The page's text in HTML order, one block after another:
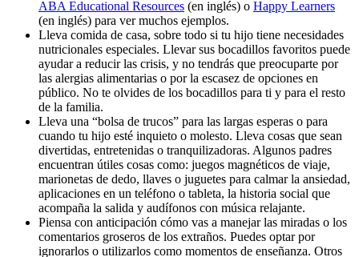
ABA Educational Resources (en inglés) o Happy Learners
(en inglés) para ver muchos ejemplos.
Lleva comida de casa, sobre todo si tu hijo tiene necesidades
nutricionales especiales. Llevar sus bocadillos favoritos puede
ayudar a reducir las crisis, y no tendrás que preocuparte por
las alergias alimentarias o por la escasez de opciones en
público. No te olvides de los bocadillos para ti y para el resto
de la familia.
Lleva una “bolsa de trucos” para las largas esperas o para
cuando tu hijo esté inquieto o molesto. Lleva cosas que sean
divertidas, entretenidas o tranquilizadoras. Algunos padres
encuentran útiles cosas como: juegos magnéticos de viaje,
marionetas de dedo, llaves o juguetes para calmar la ansiedad,
aplicaciones en un teléfono o tableta, la historia social que
acompaña la salida y audífonos con música relajante.
Piensa con anticipación cómo vas a manejar las miradas o los
comentarios groseros de los extraños. Puedes optar por
ignorarlos o utilizarlos como momentos de enseñanza. Otros